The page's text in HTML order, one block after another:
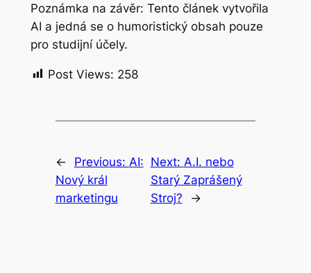
Poznámka na závěr: Tento článek vytvořila
AI a jedná se o humoristický obsah pouze
pro studijní účely.
Post Views: 258
← Previous: AI:
Nový král
marketingu
Next: A.I. nebo
Starý Zaprášený
Stroj?
→